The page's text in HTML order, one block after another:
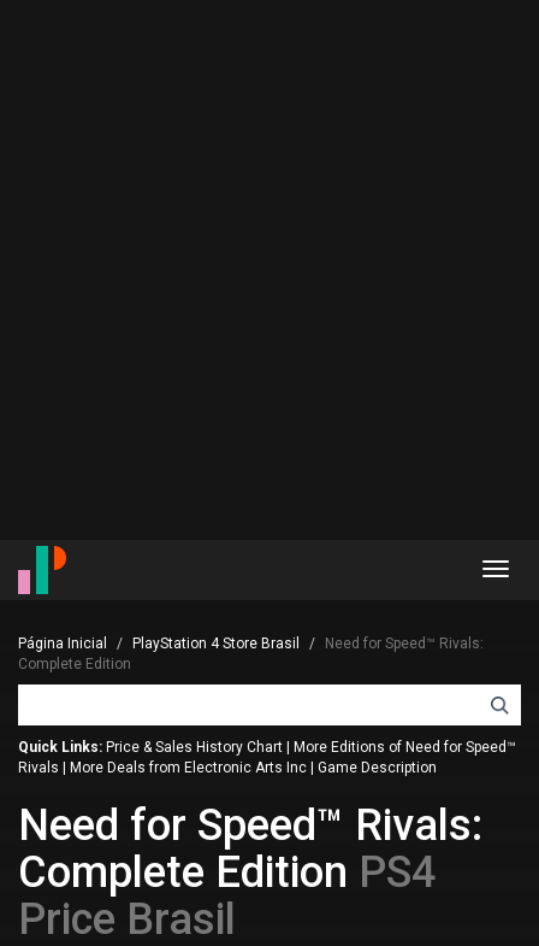
Página Inicial PlayStation 4 Store Brasil
Need for Speed™ Rivals:
Complete Edition
Quick Links: Price & Sales History Chart
More Editions of Need for Speed™
Rivals
More Deals from Electronic Arts Inc Game Description
Need for Speed™ Rivals:
Complete Edition PS4
Price Brasil